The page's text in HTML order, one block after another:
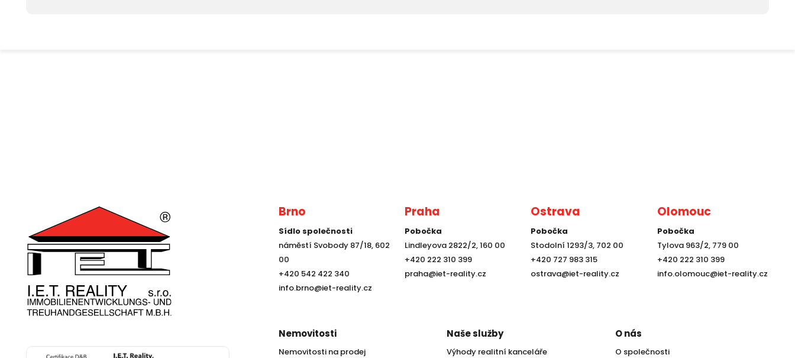
Brno
Sídlo společnosti
náměstí Svobody 87/18, 602
00
+420 542 422 340
info.brno@iet-reality.cz
Praha
Pobočka
Lindleyova 2822/2, 160 00
+420 222 310 399
praha@iet-reality.cz
Ostrava
Pobočka
Stodolní 1293/3, 702 00
+420 727 983 315
ostrava@iet-reality.cz
Olomouc
Pobočka
Tylova 963/2, 779 00
+420 222 310 399
info.olomouc@iet-reality.cz
Nemovitosti
Nemovitosti na prodej
Naše služby
Výhody realitní kanceláře
O nás
O společnosti